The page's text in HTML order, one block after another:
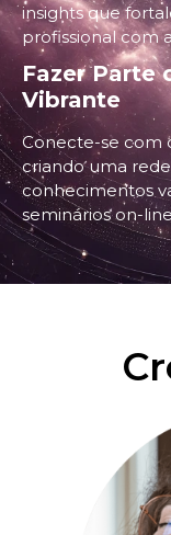
insights que
profissional com
Fazer Parte
Vibrante
Conecte-se com
criando uma
conhecimentos
seminários on-